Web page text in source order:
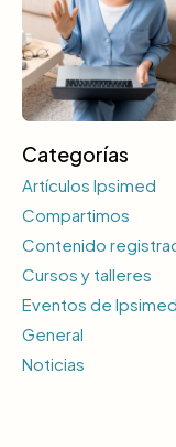
Categorías
Artículos Ipsimed
Compartimos
Contenido
Cursos y talleres
Eventos de Ipsimed
General
Noticias